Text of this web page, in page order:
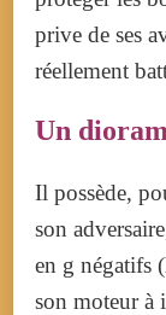
prive de ses
réellement
Un
Il possède,
son
en g négatifs
son moteur à